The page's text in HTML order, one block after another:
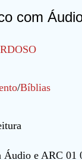
com
/Bíblias
Áudio e ARC 01